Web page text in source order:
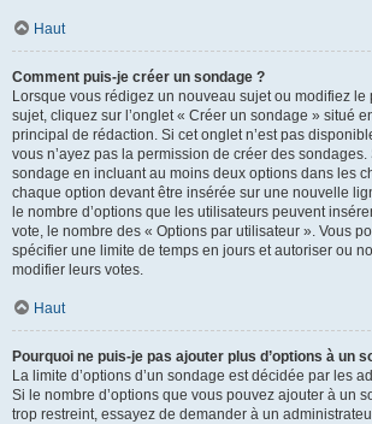
Haut
Comment puis-je créer un sondage ?
Lorsque vous rédigez un nouveau sujet ou modifiez le
sujet, cliquez sur l’onglet « Créer un sondage » situé
principal de rédaction. Si cet onglet n’est pas
vous n’ayez pas la permission de créer des
sondage en incluant au moins deux options dans les
chaque option devant être insérée sur une nouvelle
le nombre d’options que les utilisateurs peuvent
vote, le nombre des « Options par utilisateur ». Vous
spécifier une limite de temps en jours et autoriser ou
modifier leurs votes.
Haut
Pourquoi ne puis-je pas ajouter plus d’options à un
La limite d’options d’un sondage est décidée par les
Si le nombre d’options que vous pouvez ajouter à un
trop restreint, essayez de demander à un